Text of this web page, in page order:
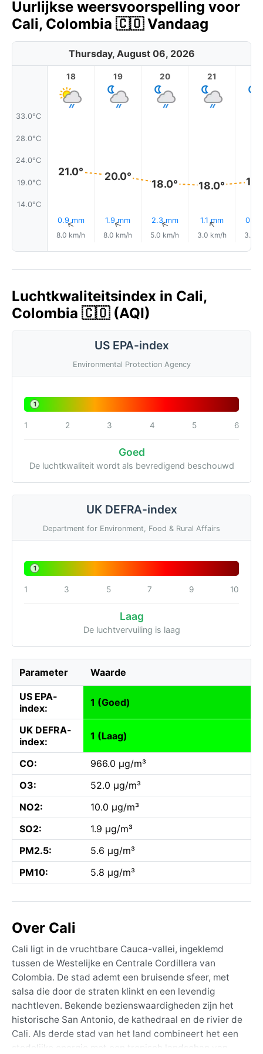
Uurlijkse weersvoorspelling voor
Cali, Colombia 🇨🇴 Vandaag
Thursday, August 06, 2026
33.0°C
28.0°C
24.0°C
19.0°C
14.0°C
18
21.0°
0.9 mm
↑
8.0 km/h
19
20.0°
1.9 mm
↑
8.0 km/h
20
18.0°
2.3 mm
↑
5.0 km/h
21
18.0°
1.1 mm
↑
3.0 km/h
0.6
3.0
Luchtkwaliteitsindex in Cali,
Colombia 🇨🇴 (AQI)
US EPA-index
Environmental Protection Agency
1
1 2 3 4 5 6
Goed
De luchtkwaliteit wordt als bevredigend beschouwd
UK DEFRA-index
Department for Environment, Food & Rural Affairs
1
1 3 5 7 9 10
Laag
De luchtvervuiling is laag
Parameter Waarde
US EPA-
index:
1 (Goed)
UK DEFRA-
index:
1 (Laag)
CO:
966.0 µg/m³
O3:
52.0 µg/m³
NO2:
10.0 µg/m³
SO2:
1.9 µg/m³
PM2.5:
5.6 µg/m³
PM10:
5.8 µg/m³
Over Cali
Cali ligt in de vruchtbare Cauca-vallei, ingeklemd
tussen de Westelijke en Centrale Cordillera van
Colombia. De stad ademt een bruisende sfeer, met
salsa die door de straten klinkt en een levendig
nachtleven. Bekende bezienswaardigheden zijn het
historische San Antonio, de kathedraal en de rivier de
Cali. Als derde stad van het land combineert het een
stedelijke energie met een tropisch landschap van